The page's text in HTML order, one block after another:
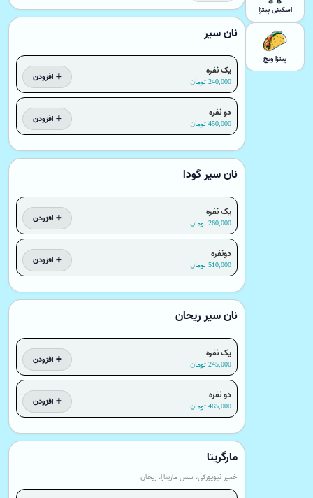
اسکینی پیتزا
پیتزا ویچ
نان سیر
یک نفره
240,000 تومان ➕ افزودن
دو نفره
450,000 تومان ➕ افزودن
نان سیر گودا
یک نفره
260,000 تومان ➕ افزودن
دونفره
510,000 تومان ➕ افزودن
نان سیر ریحان
یک نفره
245,000 تومان ➕ افزودن
دو نفره
465,000 تومان ➕ افزودن
مارگریتا
خمیر نیویورکی، سس مارینارا، ریحان